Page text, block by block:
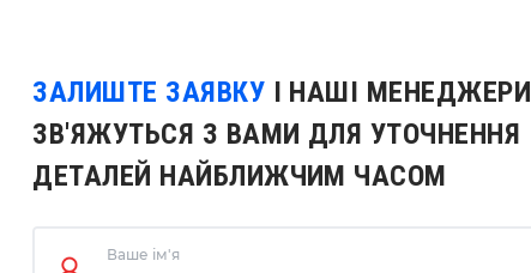
ЗАЛИШТЕ ЗАЯВКУ І НАШІ МЕНЕДЖЕРИ
ЗВ'ЯЖУТЬСЯ З ВАМИ ДЛЯ УТОЧНЕННЯ
ДЕТАЛЕЙ НАЙБЛИЖЧИМ ЧАСОМ
Ваше ім'я